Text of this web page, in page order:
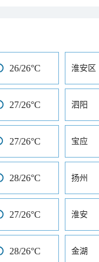
26/26°C 淮安区
27/26°C 泗阳
27/26°C 宝应
28/26°C 扬州
27/26°C 淮安
28/26°C 金湖